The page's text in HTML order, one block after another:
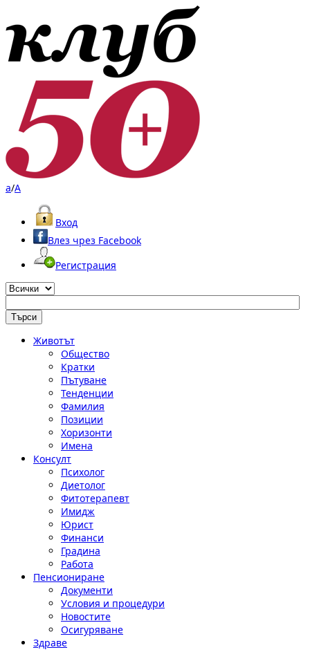
a/A
Вход
Влез чрез Facebook
Регистрация
Животът
Общество
Кратки
Пътуване
Тенденции
Фамилия
Позиции
Хоризонти
Имена
Консулт
Психолог
Диетолог
Фитотерапевт
Имидж
Юрист
Финанси
Градина
Работа
Пенсиониране
Документи
Условия и процедури
Новостите
Осигуряване
Здраве